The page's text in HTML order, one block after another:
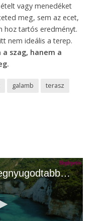
vagy menedéket
meg, sem az ecet,
hoz tartós eredményt.
nem ideális a terep.
szag, hanem a
galamb
terasz
Kefalónia: Ez a legnyugodtabb görög sziget